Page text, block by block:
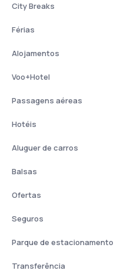
City Breaks
Férias
Alojamentos
Voo+Hotel
Passagens aéreas
Hotéis
Aluguer de carros
Balsas
Ofertas
Seguros
Parque de estacionamento
Transferência